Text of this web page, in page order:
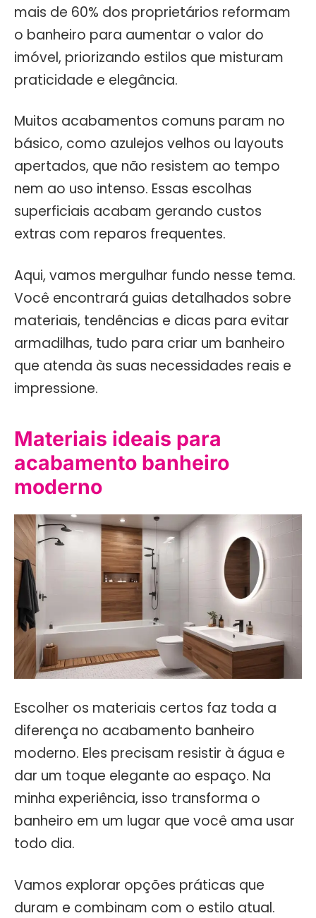
mais de 60% dos proprietários reformam
o banheiro para aumentar o valor do
imóvel, priorizando estilos que misturam
praticidade e elegância.
Muitos acabamentos comuns param no
básico, como azulejos velhos ou layouts
apertados, que não resistem ao tempo
nem ao uso intenso. Essas escolhas
superficiais acabam gerando custos
extras com reparos frequentes.
Aqui, vamos mergulhar fundo nesse tema.
Você encontrará guias detalhados sobre
materiais, tendências e dicas para evitar
armadilhas, tudo para criar um banheiro
que atenda às suas necessidades reais e
impressione.
Materiais ideais para
acabamento banheiro
moderno
Escolher os materiais certos faz toda a
diferença no acabamento banheiro
moderno. Eles precisam resistir à água e
dar um toque elegante ao espaço. Na
minha experiência, isso transforma o
banheiro em um lugar que você ama usar
todo dia.
Vamos explorar opções práticas que
duram e combinam com o estilo atual.